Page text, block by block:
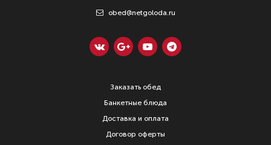
obed@netgoloda.ru
Заказать обед
Банкетные блюда
Доставка и оплата
Договор оферты